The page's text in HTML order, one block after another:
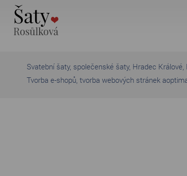
Svatební šaty, společenské šaty, Hradec
Tvorba e-shopů, tvorba webových stránek a